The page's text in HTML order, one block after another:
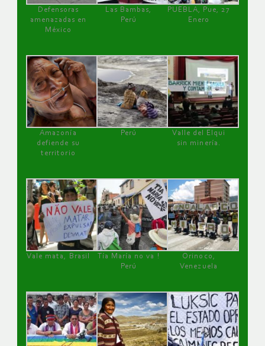
Defensoras
amenazadas en
México
Las Bambas,
Perú
PUEBLA, Pue, 27
Enero
Amazonía
defiende su
territorio
Perú
Valle del Elqui
sin minería.
Vale mata, Brasil
Tía María no va !
Perú
Orinoco,
Venezuela